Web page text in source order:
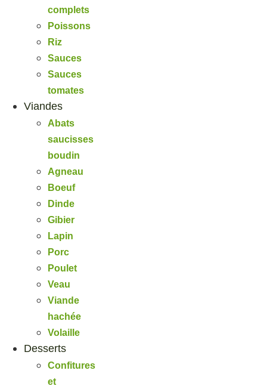
complets
Poissons
Riz
Sauces
Sauces
tomates
Viandes
Abats
saucisses
boudin
Agneau
Boeuf
Dinde
Gibier
Lapin
Porc
Poulet
Veau
Viande
hachée
Volaille
Desserts
Confitures
et